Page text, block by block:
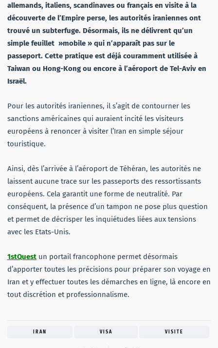
allemands, italiens, scandinaves ou français en visite à la
découverte de l’Empire perse, les autorités iraniennes ont
trouvé un subterfuge. Désormais, ils ne délivrent qu’un
simple feuillet »mobile » qui n’apparaît pas sur le
passeport. Cette pratique est déjá couramment utilisée à
Taiwan ou Hong-Kong ou encore à l’aéroport de Tel-Aviv en
Israël.
Pour les autorités iraniennes, il s’agit de contourner les
sanctions américaines qui auraient incité les visiteurs
européens à renoncer à visiter l’Iran en simple séjour
touristique.
Ainsi, dès l’arrivée à l’aéroport de Téhéran, les autorités ne
laissent aucune trace sur les passeports des ressortissants
européens. Cela garantit une forme de neutralité. Par
conséquent, la présence d’un tampon ne pose plus question
et permet de décrisper les inquiétudes liées aux tensions
avec les Etats-Unis.
1stQuest un portail francophone permet désormais
d’apporter toutes les précisions pour préparer son voyage en
Iran et y effectuer toutes les démarches en ligne, là encore en
tout discrétion et professionnalisme.
IRAN VISA VISITE